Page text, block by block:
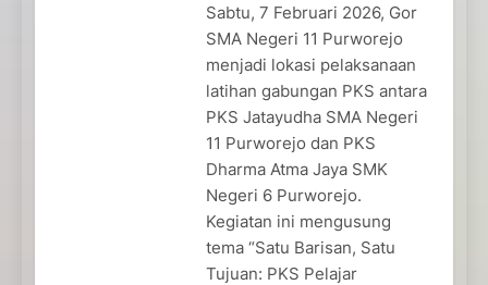
Sabtu, 7 Februari 2026, Gor
SMA Negeri 11 Purworejo
menjadi lokasi pelaksanaan
latihan gabungan PKS antara
PKS Jatayudha SMA Negeri
11 Purworejo dan PKS
Dharma Atma Jaya SMK
Negeri 6 Purworejo.
Kegiatan ini mengusung
tema “Satu Barisan, Satu
Tujuan: PKS Pelajar